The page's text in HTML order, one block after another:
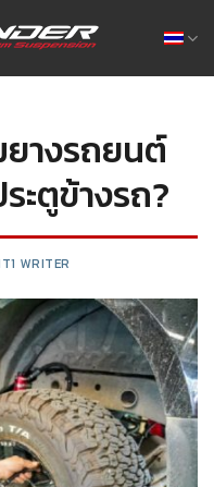
ยางรถยนต์
ะตูข้างรถ?
WRITER